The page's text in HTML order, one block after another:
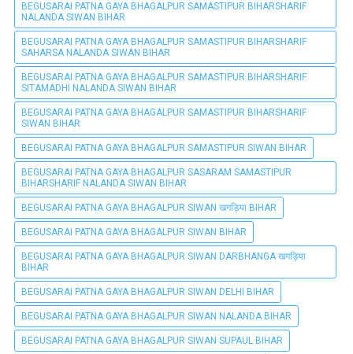
BEGUSARAI PATNA GAYA BHAGALPUR SAMASTIPUR BIHARSHARIF
NALANDA SIWAN BIHAR
BEGUSARAI PATNA GAYA BHAGALPUR SAMASTIPUR BIHARSHARIF
SAHARSA NALANDA SIWAN BIHAR
BEGUSARAI PATNA GAYA BHAGALPUR SAMASTIPUR BIHARSHARIF
SITAMADHI NALANDA SIWAN BIHAR
BEGUSARAI PATNA GAYA BHAGALPUR SAMASTIPUR BIHARSHARIF
SIWAN BIHAR
BEGUSARAI PATNA GAYA BHAGALPUR SAMASTIPUR SIWAN BIHAR
BEGUSARAI PATNA GAYA BHAGALPUR SASARAM SAMASTIPUR
BIHARSHARIF NALANDA SIWAN BIHAR
BEGUSARAI PATNA GAYA BHAGALPUR SIWAN खगड़िया BIHAR
BEGUSARAI PATNA GAYA BHAGALPUR SIWAN BIHAR
BEGUSARAI PATNA GAYA BHAGALPUR SIWAN DARBHANGA खगड़िया
BIHAR
BEGUSARAI PATNA GAYA BHAGALPUR SIWAN DELHI BIHAR
BEGUSARAI PATNA GAYA BHAGALPUR SIWAN NALANDA BIHAR
BEGUSARAI PATNA GAYA BHAGALPUR SIWAN SUPAUL BIHAR